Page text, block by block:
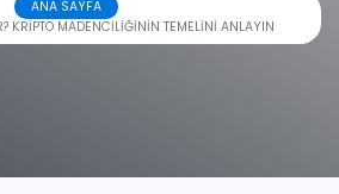
ANA SAYFA
KRIPTO MADENCILIĞININ TEMELINI ANLAYIN